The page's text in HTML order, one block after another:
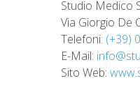
Studio Medico
Via Giorgio De
Telefoni: (+39)
E-Mail:
Sito Web: